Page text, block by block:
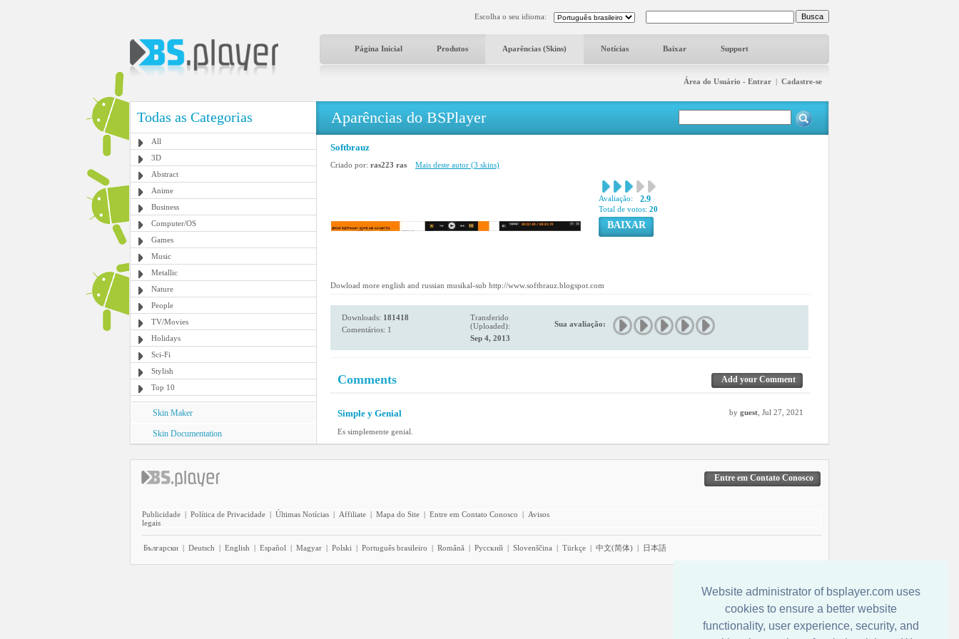
Website administrator of bsplayer.com uses
cookies to ensure a better website
functionality, user experience, security, and
Escolha o seu idioma:
Página Inicial Produtos Aparências (Skins) Notícias Baixar Support
Área do Usuário - Entrar | Cadastre-se
Todas as Categorias
All
3D
Abstract
Anime
Business
Computer/OS
Games
Music
Metallic
Nature
People
TV/Movies
Holidays
Sci-Fi
Stylish
Top 10
Skin Maker
Skin Documentation
Aparências do BSPlayer
Softbrauz
Criado por: ras223 ras Mais deste autor (3 skins)
Avaliação: 2.9
Total de votos: 20
BAIXAR
Dowload more english and russian musikal-sub http://www.softbrauz.blogspot.com
Downloads: 181418
Comentários: 1
Transferido
(Uploaded):
Sep 4, 2013
Sua avaliação:
Comments Add your Comment
Simple y Genial by guest , Jul 27, 2021
Es simplemente genial.
Entre em Contato Conosco
Publicidade | Política de Privacidade | Últimas Notícias | Affiliate | Mapa do Site | Entre em Contato Conosco | Avisos
legais
Български | Deutsch | English | Español | Magyar | Polski | Português brasileiro | Română | Pyccĸий | Slovenščina | Türkçe | 中文(简体) | 日本語